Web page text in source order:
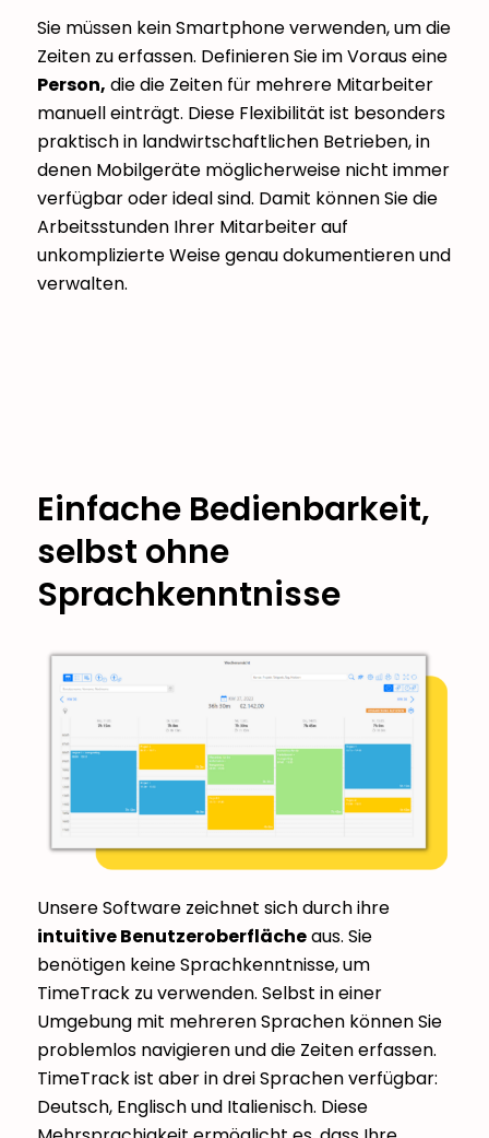
Sie müssen kein Smartphone verwenden, um die
Zeiten zu erfassen. Definieren Sie im Voraus eine
Person, die die Zeiten für mehrere Mitarbeiter
manuell einträgt. Diese Flexibilität ist besonders
praktisch in landwirtschaftlichen Betrieben, in
denen Mobilgeräte möglicherweise nicht immer
verfügbar oder ideal sind. Damit können Sie die
Arbeitsstunden Ihrer Mitarbeiter auf
unkomplizierte Weise genau dokumentieren und
verwalten.
Einfache Bedienbarkeit,
selbst ohne
Sprachkenntnisse
Unsere Software zeichnet sich durch ihre
intuitive Benutzeroberflächeaus. Sie
benötigen keine Sprachkenntnisse, um
TimeTrack zu verwenden. Selbst in einer
Umgebung mit mehreren Sprachen können Sie
problemlos navigieren und die Zeiten erfassen.
TimeTrack ist aber in drei Sprachen verfügbar:
Deutsch, Englisch und Italienisch. Diese